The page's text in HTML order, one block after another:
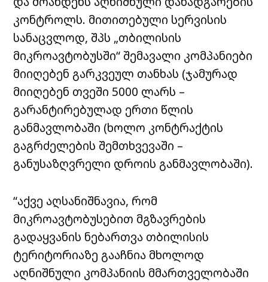
კონტროლს. მითითებული სერვისის
სანაცვლოდ, შპს „თბილისის
მიკროავტობუსში“ შემავალი კომპანიები
მიიღებენ გარკვეულ თანხას (ჯამურად
მიიღებენ თვეში 5000 ლარს –
გარანტირებულად ერთი წლის
განმავლობაში (ხოლო კონტრაქტის
გაგრძელების შემთხვევაში –
განუსაზღვრელი დროის განმავლობაში).
“აქვე აღსანიშნავია, რომ
მიკროავტობუსებით მგზავრების
გადაყვანის ნებართვა თბილისის
ტერიტორიაზე გააჩნია მხოლოდ
აღნიშნული კომპანიის მმართველობაში